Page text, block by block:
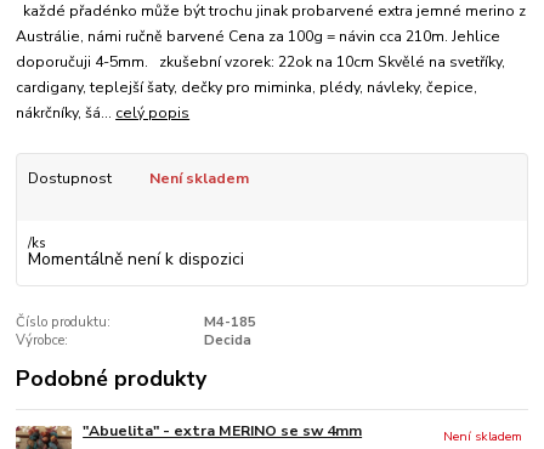
každé přadénko může být trochu jinak probarvené extra jemné merino z
Austrálie, námi ručně barvené Cena za 100g = návin cca 210m. Jehlice
doporučuji 4-5mm. zkušební vzorek: 22ok na 10cm Skvělé na svetříky,
cardigany, teplejší šaty, dečky pro miminka, plédy, návleky, čepice,
nákrčníky, šá... celý popis
Dostupnost Není skladem
/ks
Momentálně není k dispozici
Číslo produktu:
M4-185
Výrobce:
Decida
Podobné produkty
"Abuelita" - extra MERINO se sw 4mm Není skladem